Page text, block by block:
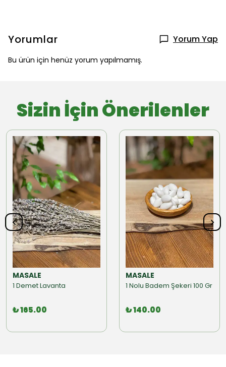
Yorumlar Yorum Yap
Bu ürün için henüz yorum yapılmamış.
Sizin İçin Önerilenler
MASALE
1 Demet Lavanta
₺ 165.00
MASALE
1 Nolu Badem Şekeri 100 Gr
₺ 140.00